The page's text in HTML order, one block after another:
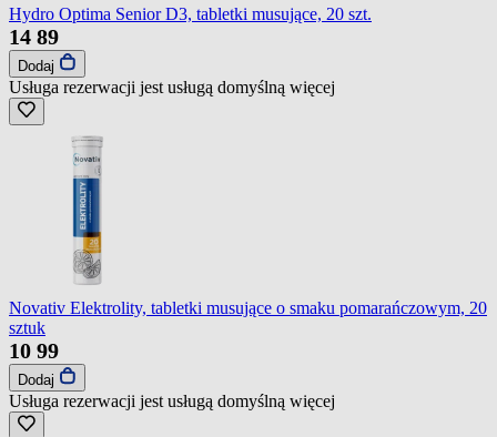
Hydro Optima Senior D3, tabletki musujące, 20 szt.
14 89
Dodaj
Usługa rezerwacji jest usługą domyślną więcej
Novativ Elektrolity, tabletki musujące o smaku pomarańczowym, 20
sztuk
10 99
Dodaj
Usługa rezerwacji jest usługą domyślną więcej